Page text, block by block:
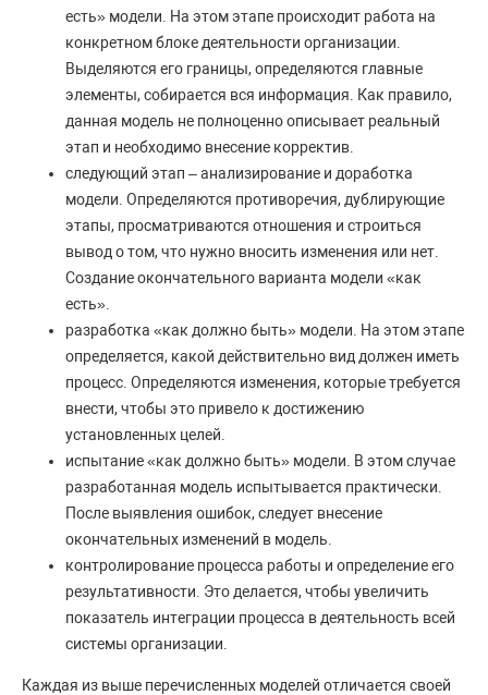
есть» модели. На этом этапе происходит работа на
конкретном блоке деятельности организации.
Выделяются его границы, определяются главные
элементы, собирается вся информация. Как правило,
данная модель не полноценно описывает реальный
этап и необходимо внесение корректив.
следующий этап – анализирование и доработка
модели. Определяются противоречия, дублирующие
этапы, просматриваются отношения и строиться
вывод о том, что нужно вносить изменения или нет.
Создание окончательного варианта модели «как
есть».
разработка «как должно быть» модели. На этом этапе
определяется, какой действительно вид должен иметь
процесс. Определяются изменения, которые требуется
внести, чтобы это привело к достижению
установленных целей.
испытание «как должно быть» модели. В этом случае
разработанная модель испытывается практически.
После выявления ошибок, следует внесение
окончательных изменений в модель.
контролирование процесса работы и определение его
результативности. Это делается, чтобы увеличить
показатель интеграции процесса в деятельность всей
системы организации.
Каждая из выше перечисленных моделей отличается своей